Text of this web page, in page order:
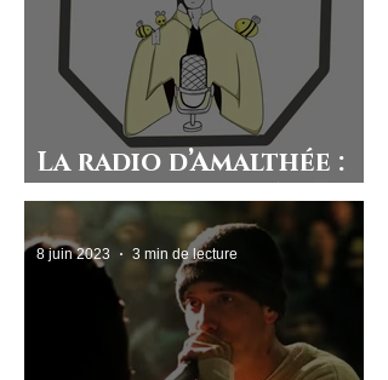
La radio d’Amalthée :
les clubs du lycée
8 juin 2023 3 min de lecture